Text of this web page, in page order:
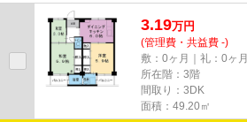
しが決まった方はお気軽に当社...
3.19万円
(管理費・共益費 -)
敷：0ヶ月｜礼：0ヶ月
所在階：3階
間取り：3DK
面積：49.20㎡